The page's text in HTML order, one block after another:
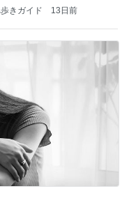
きガイド 13日前